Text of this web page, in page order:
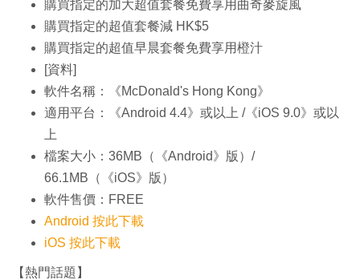
購買指定的加大超值套餐免費享用曲奇麥旋風
購買指定的超值套餐減 HK$5
購買指定的超值早晨套餐免費享用橙汁
[資料]
軟件名稱：《McDonald's Hong Kong》
適用平台：《Android 4.4》或以上 /《iOS 9.0》或以
上
檔案大小：36MB（《Android》版）/
66.1MB（《iOS》版）
軟件售價：FREE
Android 按此下載
iOS 按此下載
【熱門話題】